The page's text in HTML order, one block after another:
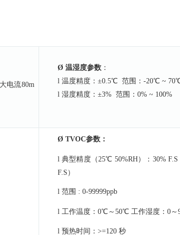
电流80m
Ø 温湿度参数：
l 温度精度：±0.5℃ 范围：-20℃ ~
l 湿度精度：±3% 范围：0% ~ 100%
Ø TVOC参数：
l 典型精度（ 25℃ 50%RH）：30%
F.S）
l 范围 : 0-99999ppb
l 工作温度： 0℃～50℃ 工作湿度：0～
l 预热时间： >=120 秒